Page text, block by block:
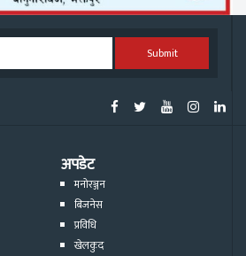
Submit
अपडेट
मनोरञ्जन
बिजनेस
प्रविधि
खेलकुद